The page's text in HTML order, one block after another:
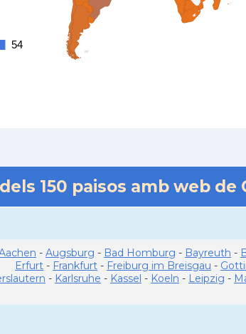
54
54
150 paisos amb web de
- Augsburg - Bad Homburg - Bayreuth -
Erfurt - Frankfurt - Freiburg im Breisgau -
- Karlsruhe - Kassel - Koeln - Leipzig -